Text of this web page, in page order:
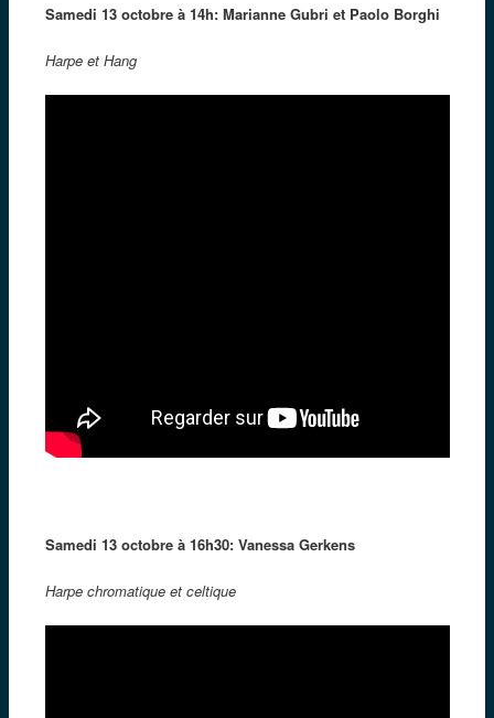
Samedi 13 octobre à 14h: Marianne Gubri et Paolo Borghi
Harpe et Hang
Samedi 13 octobre à 16h30: Vanessa Gerkens
Harpe chromatique et celtique